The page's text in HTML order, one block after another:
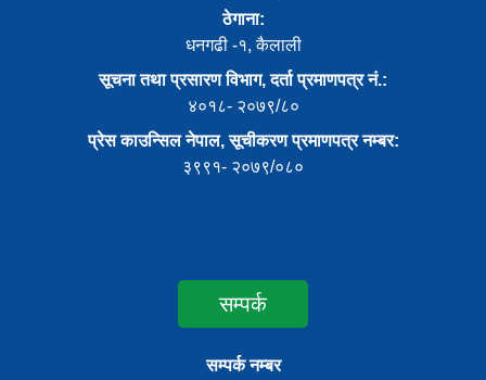
ठेगाना:
धनगढी -१, कैलाली
सूचना तथा प्रसारण विभाग, दर्ता प्रमाणपत्र नं.:
४०१८- २०७९/८०
प्रेस काउन्सिल नेपाल, सूचीकरण प्रमाणपत्र नम्बर:
३९९१- २०७९/०८०
सम्पर्क
सम्पर्क नम्बर